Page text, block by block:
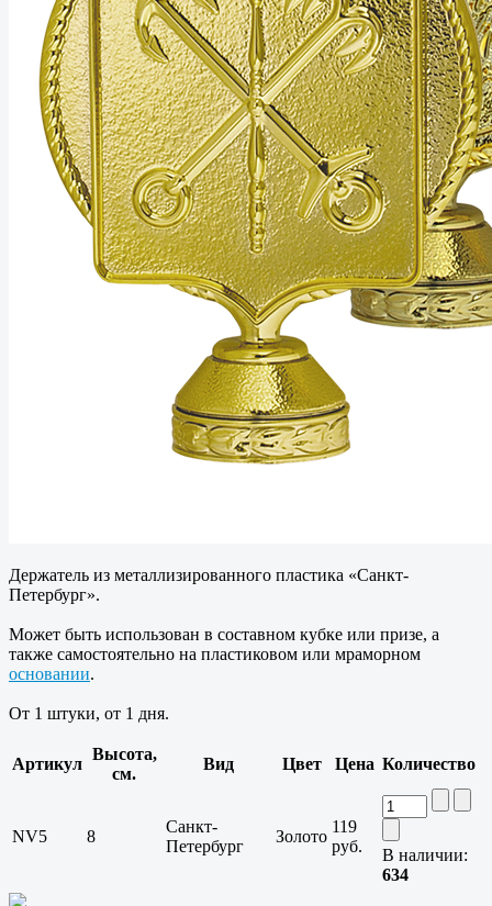
Держатель из металлизированного пластика «Санкт-
Петербург».
Может быть использован в составном кубке или призе, а
также самостоятельно на пластиковом или мраморном
основании.
От 1 штуки, от 1 дня.
Артикул
Высота,
см.
Вид Цвет Цена Количество
NV5 8
Санкт-
Петербург
Золото
119
руб.
В наличии:
634